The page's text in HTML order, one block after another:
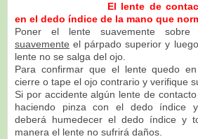
El lente de
en el dedo índice de la mano que
Poner el lente suavemente
suavemente el párpado superior y
lente no se salga del ojo.
Para confirmar que el lente quedo
cierre o tape el ojo contrario y verifique
Si por accidente algún lente de
haciendo pinza con el dedo índice
deberá humedecer el dedo índice y
manera el lente no sufrirá daños.